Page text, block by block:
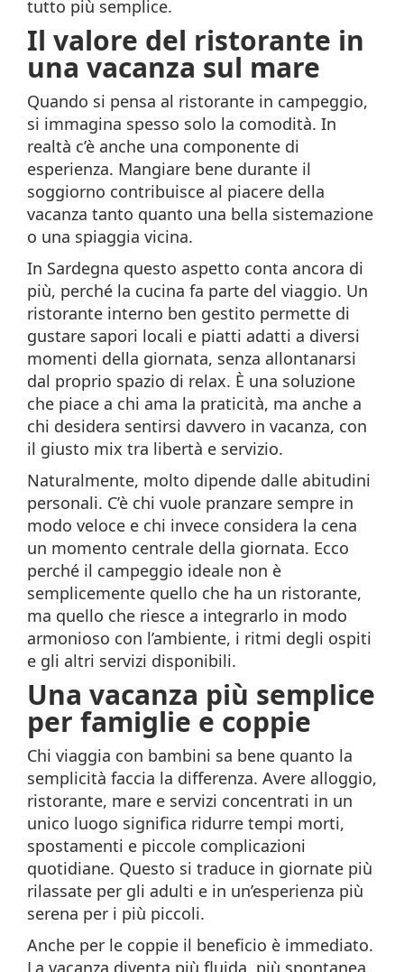
tutto più semplice.
Il valore del ristorante in
una vacanza sul mare
Quando si pensa al ristorante in campeggio,
si immagina spesso solo la comodità. In
realtà c’è anche una componente di
esperienza. Mangiare bene durante il
soggiorno contribuisce al piacere della
vacanza tanto quanto una bella sistemazione
o una spiaggia vicina.
In Sardegna questo aspetto conta ancora di
più, perché la cucina fa parte del viaggio. Un
ristorante interno ben gestito permette di
gustare sapori locali e piatti adatti a diversi
momenti della giornata, senza allontanarsi
dal proprio spazio di relax. È una soluzione
che piace a chi ama la praticità, ma anche a
chi desidera sentirsi davvero in vacanza, con
il giusto mix tra libertà e servizio.
Naturalmente, molto dipende dalle abitudini
personali. C’è chi vuole pranzare sempre in
modo veloce e chi invece considera la cena
un momento centrale della giornata. Ecco
perché il campeggio ideale non è
semplicemente quello che ha un ristorante,
ma quello che riesce a integrarlo in modo
armonioso con l’ambiente, i ritmi degli ospiti
e gli altri servizi disponibili.
Una vacanza più semplice
per famiglie e coppie
Chi viaggia con bambini sa bene quanto la
semplicità faccia la differenza. Avere alloggio,
ristorante, mare e servizi concentrati in un
unico luogo significa ridurre tempi morti,
spostamenti e piccole complicazioni
quotidiane. Questo si traduce in giornate più
rilassate per gli adulti e in un’esperienza più
serena per i più piccoli.
Anche per le coppie il beneficio è immediato.
La vacanza diventa più fluida, più spontanea.